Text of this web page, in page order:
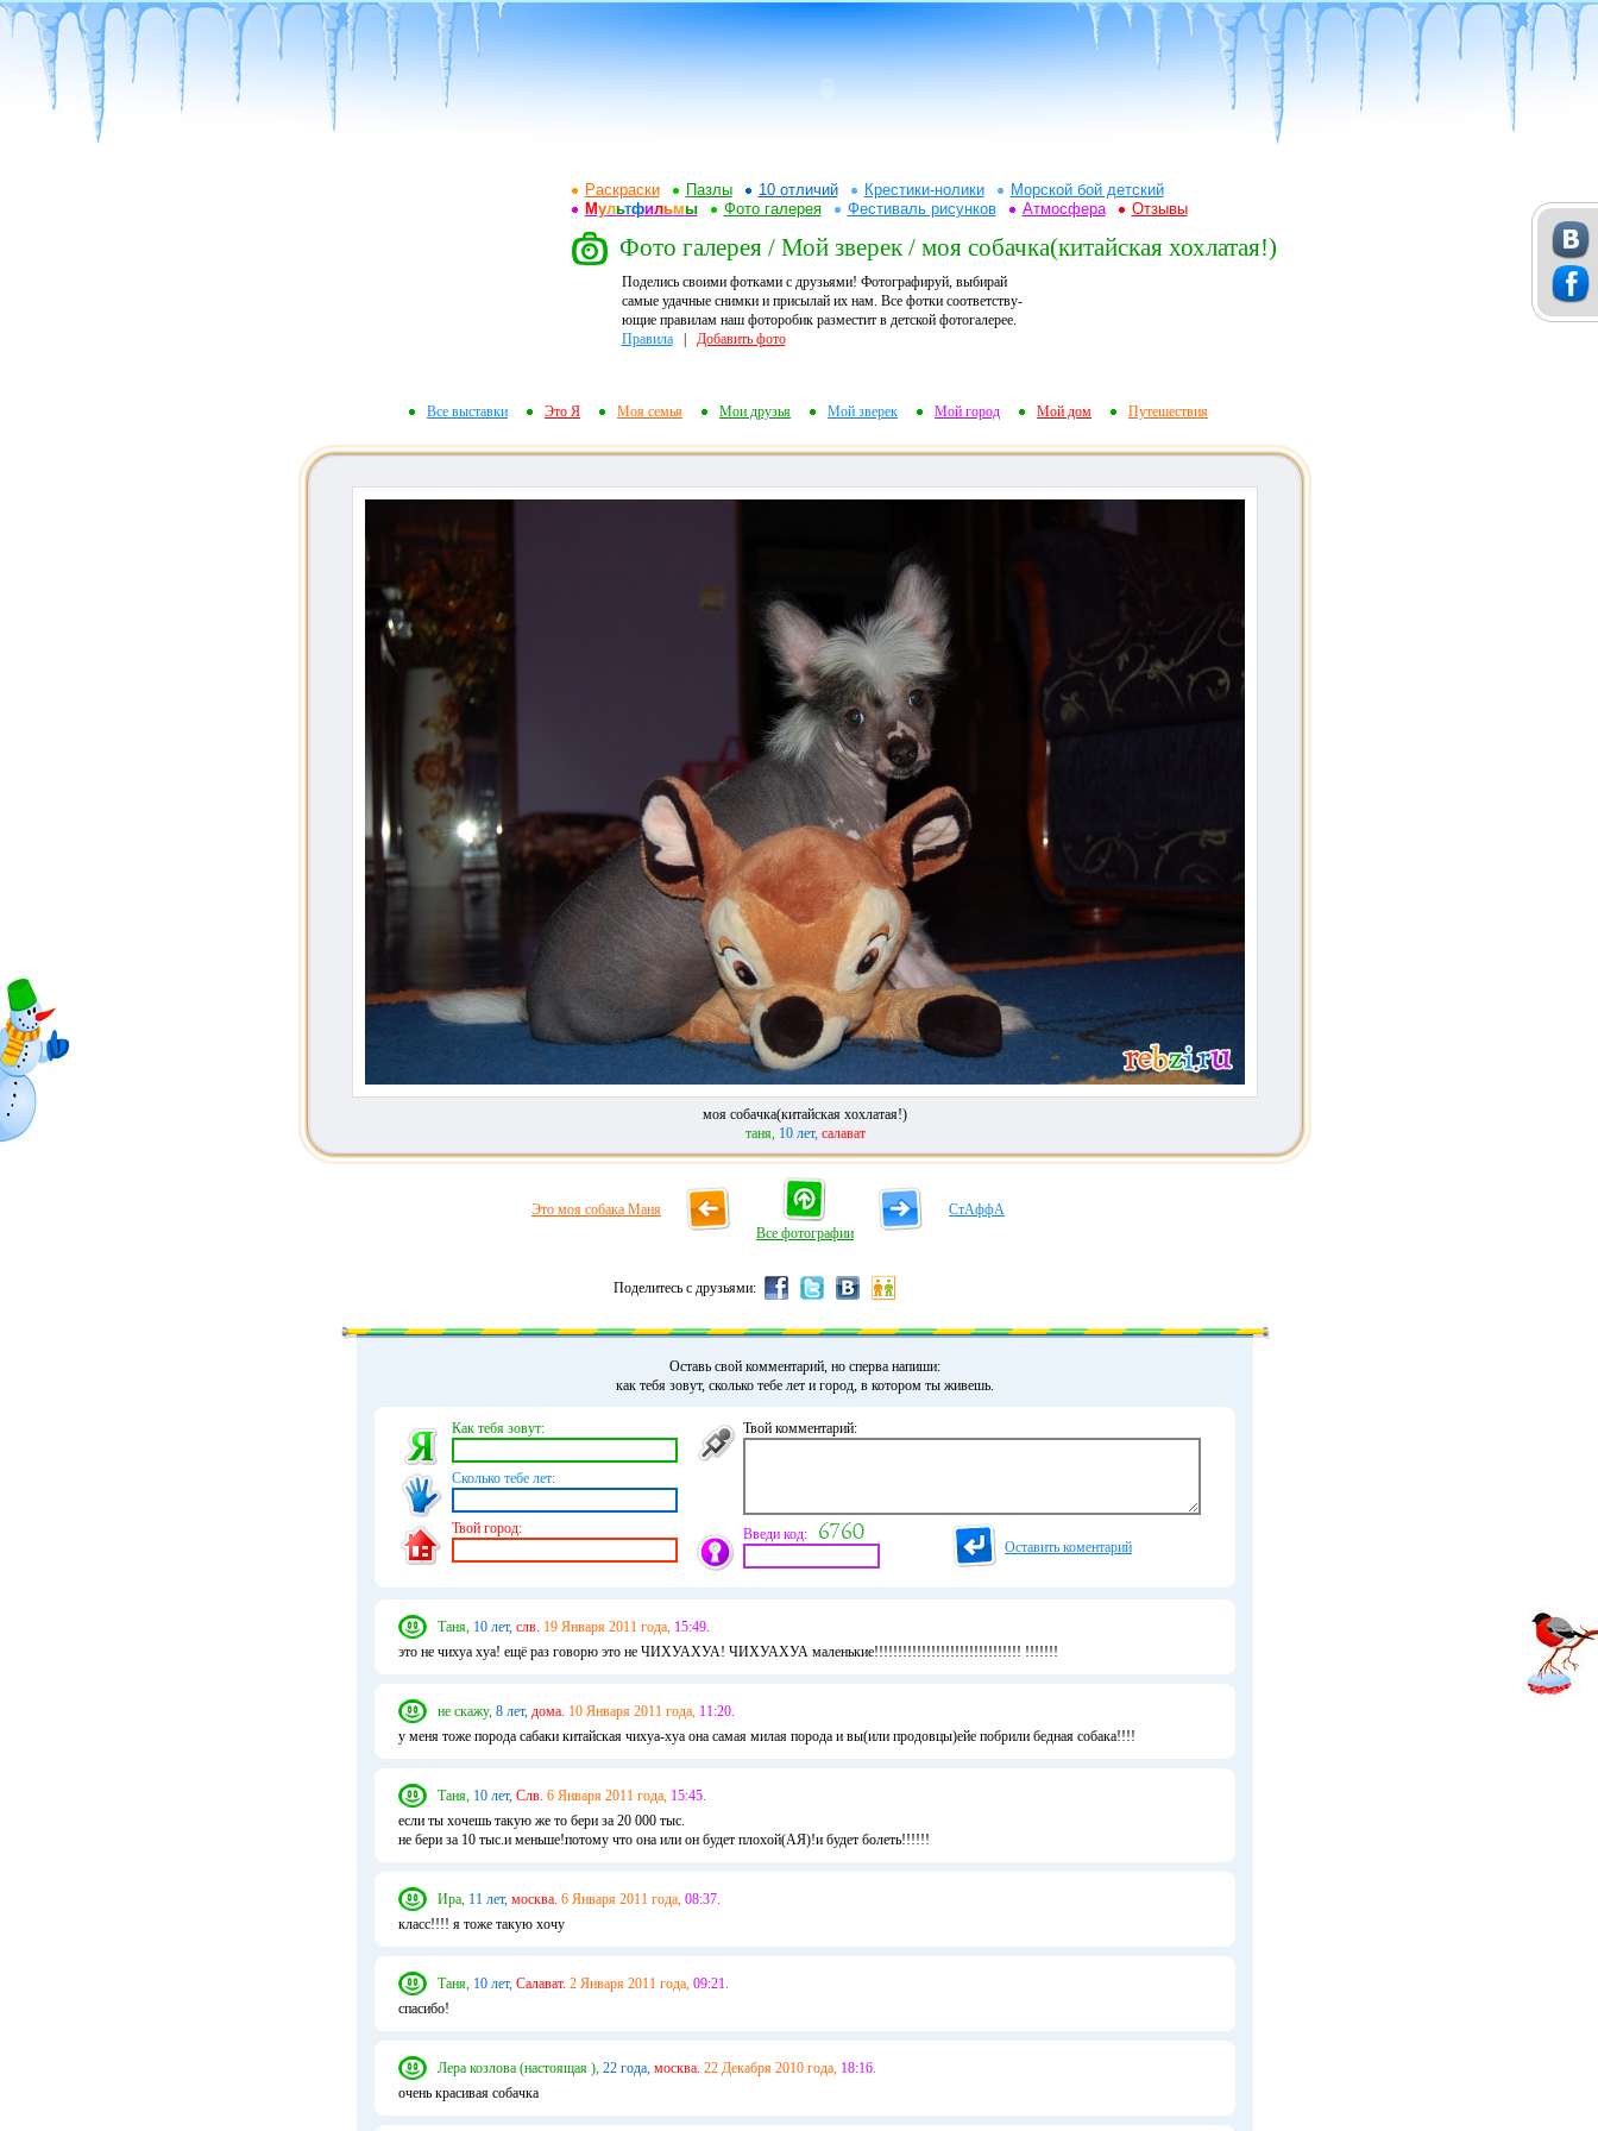
Раскраски Пазлы 10 отличий Крестики-нолики
Морской бой детский
Мультфильмы Фото галерея Фестиваль рисунков Атмосфера Отзывы
Фото галерея / Мой зверек / моя собачка(китайская хохлатая!)
Поделись своими фотками с друзьями! Фотографируй, выбирай
самые удачные снимки и присылай их нам. Все фотки соответству-
ющие правилам наш фоторобик разместит в детской фотогалерее.
Правила| Добавить фото
Все выставки Это Я Моя семья Мои друзья Мой зверек Мой город Мой дом Путешествия
моя собачка(китайская хохлатая!)
таня, 10 лет, салават
Это моя собака Маня
Все фотографии
СтАффА
Поделитесь с друзьями:
Оставь свой комментарий, но сперва напиши:
как тебя зовут, сколько тебе лет и город, в котором ты живешь.
Как тебя зовут:
Сколько тебе лет:
Твой город:
Твой комментарий:
Введи код:
Оставить коментарий
Таня, 10 лет, слв. 19 Января 2011 года, 15:49.
это не чихуа хуа! ещё раз говорю это не ЧИХУАХУА! ЧИХУАХУА маленькие!!!!!!!!!!!!!!!!!!!!!!!!!!!!!!! !!!!!!!
не скажу, 8 лет, дома. 10 Января 2011 года, 11:20.
у меня тоже порода сабаки китайская чихуа-хуа она самая милая порода и вы(или продовцы)ейе побрили бедная собака!!!!
Таня, 10 лет, Слв. 6 Января 2011 года, 15:45.
если ты хочешь такую же то бери за 20 000 тыс.
не бери за 10 тыс.и меньше!потому что она или он будет плохой(АЯ)!и будет болеть!!!!!!
Ира, 11 лет, москва. 6 Января 2011 года, 08:37.
класс!!!! я тоже такую хочу
Таня, 10 лет, Салават. 2 Января 2011 года, 09:21.
спасибо!
Лера козлова (настоящая ), 22 года, москва. 22 Декабря 2010 года, 18:16.
очень красивая собачка